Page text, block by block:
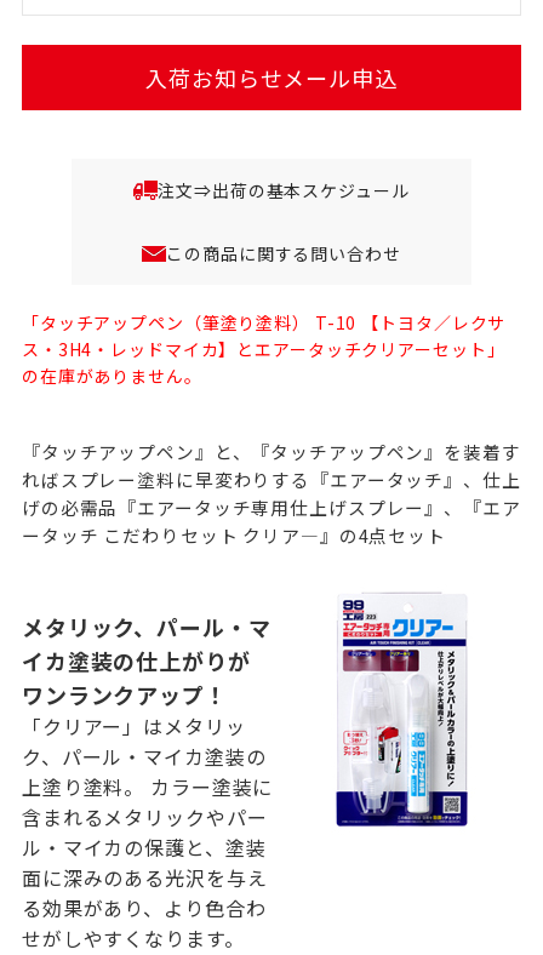
入荷お知らせメール申込
注文⇒出荷の基本スケジュール
この商品に関する問い合わせ
「タッチアップペン（筆塗り塗料） T-10 【トヨタ／レクサ
ス・3H4・レッドマイカ】とエアータッチクリアーセット」
の在庫がありません。
『タッチアップペン』と、『タッチアップペン』を装着す
ればスプレー塗料に早変わりする『エアータッチ』、仕上
げの必需品『エアータッチ専用仕上げスプレー』、『エア
ータッチ こだわりセット クリア―』の4点セット
メタリック、パール・マ
イカ塗装の仕上がりが
ワンランクアップ！
「クリアー」はメタリッ
ク、パール・マイカ塗装の
上塗り塗料。 カラー塗装に
含まれるメタリックやパー
ル・マイカの保護と、塗装
面に深みのある光沢を与え
る効果があり、より色合わ
せがしやすくなります。